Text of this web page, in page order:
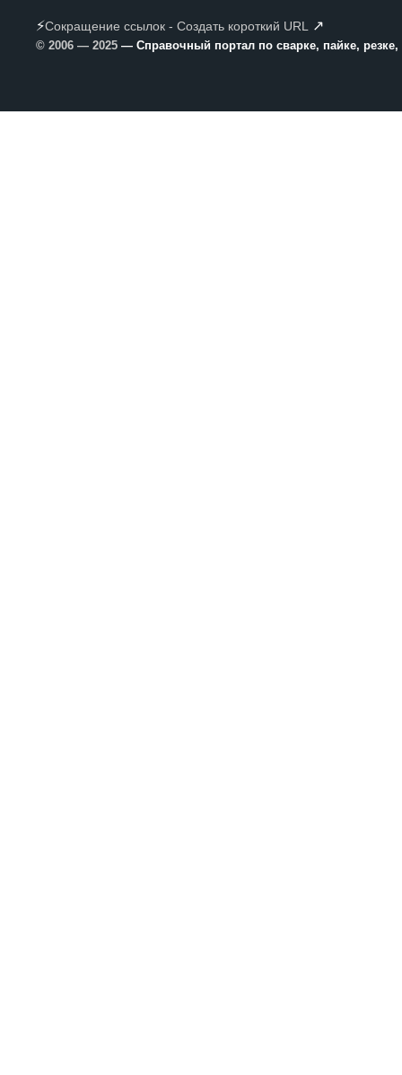
⚡Сокращение ссылок - Создать короткий URL ↗
© 2006 — 2025 — Справочный портал по сварке, пайке,